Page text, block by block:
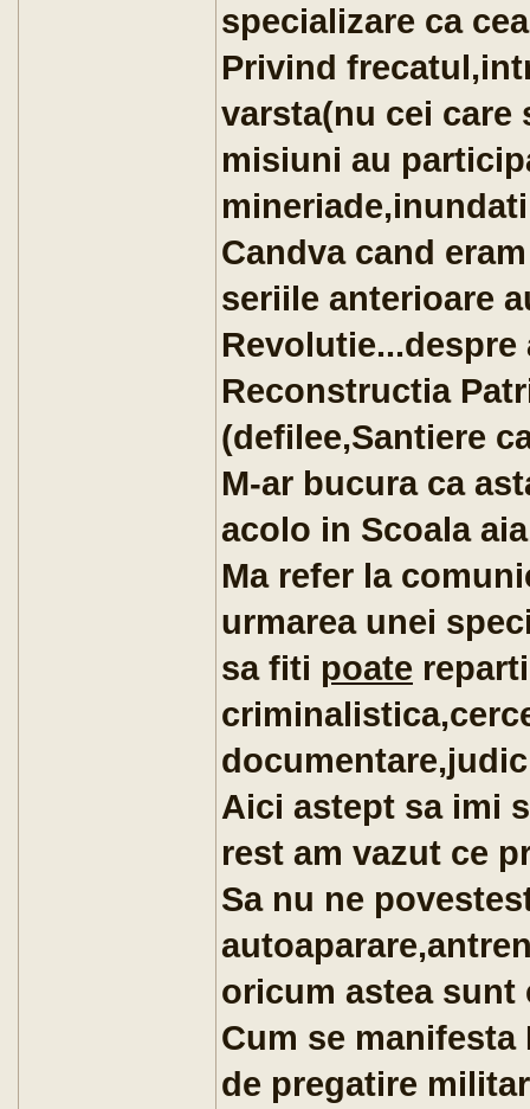
specializare ca
Privind
varsta(nu cei care
misiuni au
Candva cand
seriile anterioare
Reconstructia
(defilee,Santiere
M-ar bucura ca
acolo in Scoala
Ma refer la
urmarea unei
sa fiti poate
Aici astept sa imi
rest am vazut ce
Sa nu ne
oricum astea sunt
Cum se
de pregatire